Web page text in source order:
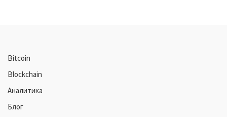
Bitcoin
Blockchain
Аналитика
Блог